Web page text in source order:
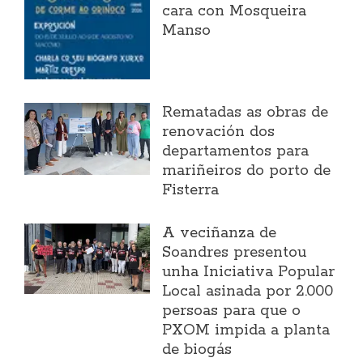
cara con Mosqueira
Manso
Rematadas as obras de
renovación dos
departamentos para
mariñeiros do porto de
Fisterra
A veciñanza de
Soandres presentou
unha Iniciativa Popular
Local asinada por 2.000
persoas para que o
PXOM impida a planta
de biogás